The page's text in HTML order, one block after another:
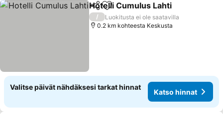
Jaa Lisää suosikkeihin
Hotelli Cumulus Lahti
/
Luokitusta ei ole saatavilla
0.2 km kohteesta Keskusta
Valitse päivät nähdäksesi tarkat hinnat
Katso hinnat